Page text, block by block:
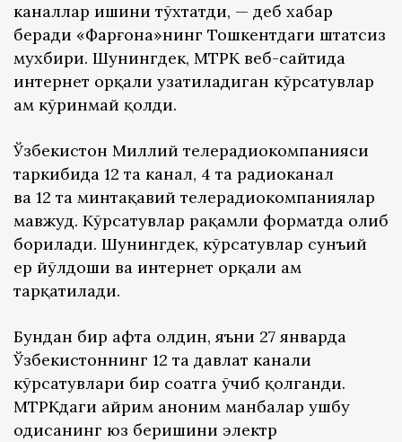
каналлар ишини тўхтатди, — деб хабар
беради «Фарғона»нинг Тошкентдаги штатсиз
мухбири. Шунингдек, МТРК веб-сайтида
интернет орқали узатиладиган кўрсатувлар
ҳам кўринмай қолди.
Ўзбекистон Миллий телерадиокомпанияси
таркибида 12 та канал, 4 та радиоканал
ва 12 та минтақавий телерадиокомпаниялар
мавжуд. Кўрсатувлар рақамли форматда олиб
борилади. Шунингдек, кўрсатувлар сунъий
ер йўлдоши ва интернет орқали ҳам
тарқатилади.
Бундан бир ҳафта олдин, яъни 27 январда
Ўзбекистоннинг 12 та давлат канали
кўрсатувлари бир соатга ўчиб қолганди.
МТРКдаги айрим аноним манбалар ушбу
ҳодисанинг юз беришини электр